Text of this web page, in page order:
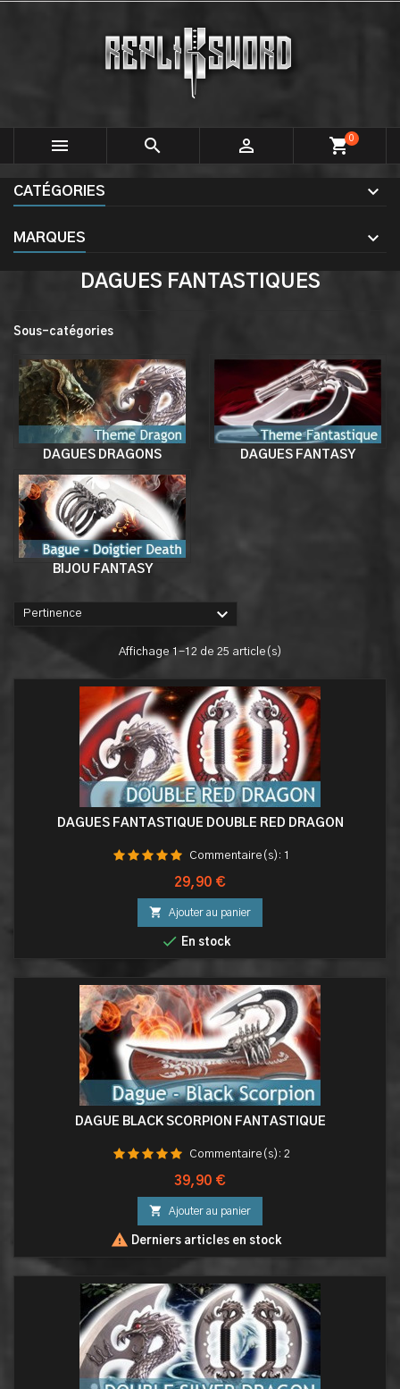
   shopping_cart0
CATÉGORIES
MARQUES
DAGUES FANTASTIQUES
Sous-catégories
DAGUES DRAGONS DAGUES FANTASY
BIJOU FANTASY
Pertinence 
Affichage 1-12 de 25 article(s)
DAGUES FANTASTIQUE DOUBLE RED DRAGON
Commentaire(s): 1
Prix
29,90 €
 Ajouter au panier
 En stock
DAGUE BLACK SCORPION FANTASTIQUE
Commentaire(s): 2
Prix
39,90 €
 Ajouter au panier
 Derniers articles en stock